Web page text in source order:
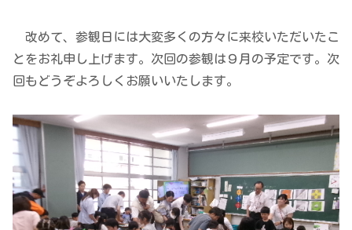
改めて、参観日には大変多くの方々に来校いただいたこ
とをお礼申し上げます。次回の参観は９月の予定です。次
回もどうぞよろしくお願いいたします。